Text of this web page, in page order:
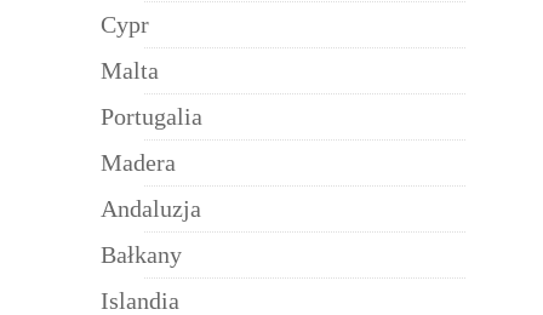
Cypr
Malta
Portugalia
Madera
Andaluzja
Bałkany
Islandia